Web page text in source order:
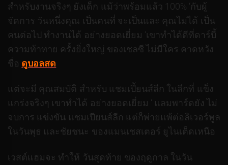
สำหรับงานจริงๆ ยังเด็ก แม้ว่าพร้อมแล้ว 100% ‘กับผู้
จัดการ วันหนึ่งคุณ เป็นคนที่ จะเป็นและ คุณไม่ได้ เป็น
คนต่อไป ทำงานได้ อย่างยอดเยี่ยม ‘เขาทำได้ดีที่ดาร์บี้
ความท้าทาย ครั้งยิ่งใหญ่ ของเชลซี ไม่มีใคร คาดหวัง
ชื่อ ดูบอลสด
แต่จะมี คุณสมบัติ สำหรับ แชมเปี้ยนส์ลีก ในลีกที่ แข็ง
แกร่งจริงๆ เขาทำได้ อย่างยอดเยี่ยม ‘ แลมพาร์ดยัง ไม่
จบการ แข่งขัน แชมเปียนส์ลีก แต่ก็พ่ายแพ้ต่อลิเวอร์พูล
ในวันพุธ และชัยชนะ ของแมนเชสเตอร์ ยูไนเต็ดเหนือ
เวสต์แฮมจะ ทำให้ วันสุดท้าย ของฤดูกาล ในวัน